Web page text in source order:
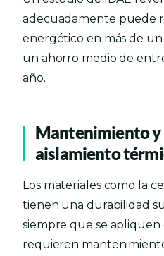
adecuadamente puede
energético en más de
un ahorro medio de
año.
Mantenimiento
aislamiento
Los materiales como la
tienen una durabilidad
siempre que se
requieren